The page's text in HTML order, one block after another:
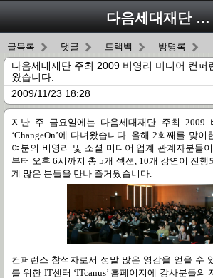
다음세대재단 주최 2009 비영리 미디어 컨퍼런스 ChangeOn에 다녀왔습니다.
글목록 댓글 트랙백 방명록
다음세대재단 주최 2009 비영리 미디어 컨퍼
왔습니다.
2009/11/23 18:28
지난 주 금요일에는 다음세대재단 주최 2009
‘ChangeOn’에 다녀왔습니다. 올해 2회째를 맞이
여분의 비영리 및 소셜 미디어 업계 관계자분들
부터 오후 6시까지 총 5개 섹션, 10개 강연이 진행
계 많은 분들을 만나 즐거웠습니다.
컨퍼런스 참석자로서 정말 많은 영감을 얻을 수
를 위한 IT센터 ‘ITcanus’ 홈페이지에 강사분들의